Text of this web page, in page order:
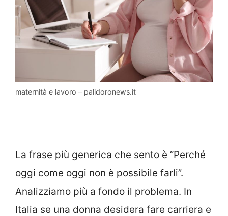
maternità e lavoro – palidoronews.it
La frase più generica che sento è “Perché
oggi come oggi non è possibile farli”.
Analizziamo più a fondo il problema. In
Italia se una donna desidera fare carriera e